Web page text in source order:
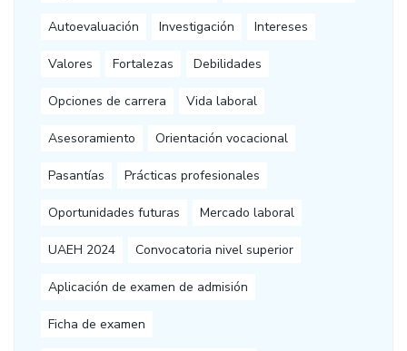
Autoevaluación Investigación Intereses
Valores Fortalezas Debilidades
Opciones de carrera Vida laboral
Asesoramiento Orientación vocacional
Pasantías Prácticas profesionales
Oportunidades futuras Mercado laboral
UAEH 2024 Convocatoria nivel superior
Aplicación de examen de admisión
Ficha de examen